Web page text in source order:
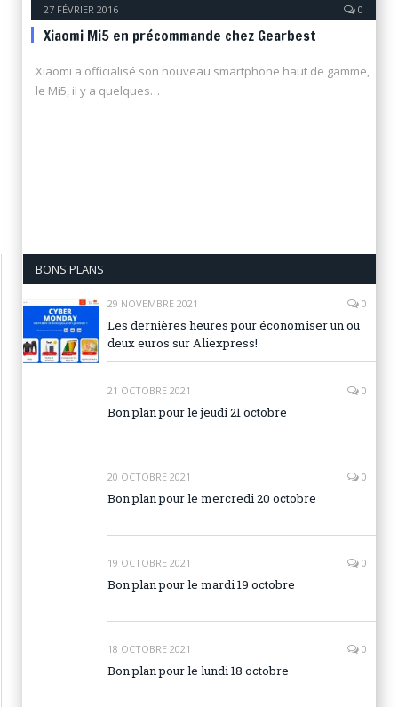
27 FÉVRIER 2016 0
Xiaomi Mi5 en précommande chez Gearbest
Xiaomi a officialisé son nouveau smartphone haut de gamme,
le Mi5, il y a quelques…
BONS PLANS
29 NOVEMBRE 2021 0
Les dernières heures pour économiser un ou
deux euros sur Aliexpress!
21 OCTOBRE 2021 0
Bon plan pour le jeudi 21 octobre
20 OCTOBRE 2021 0
Bon plan pour le mercredi 20 octobre
19 OCTOBRE 2021 0
Bon plan pour le mardi 19 octobre
18 OCTOBRE 2021 0
Bon plan pour le lundi 18 octobre